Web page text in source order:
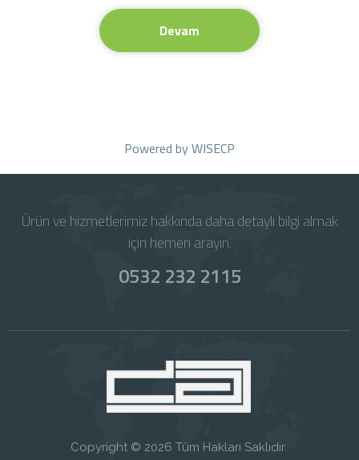
Devam
Powered byWISECP
Ürün ve hizmetlerimiz hakkında daha detaylı bilgi almak
için hemen arayın.
0532 232 2115
Copyright © 2026 Tüm Hakları Saklıdır.